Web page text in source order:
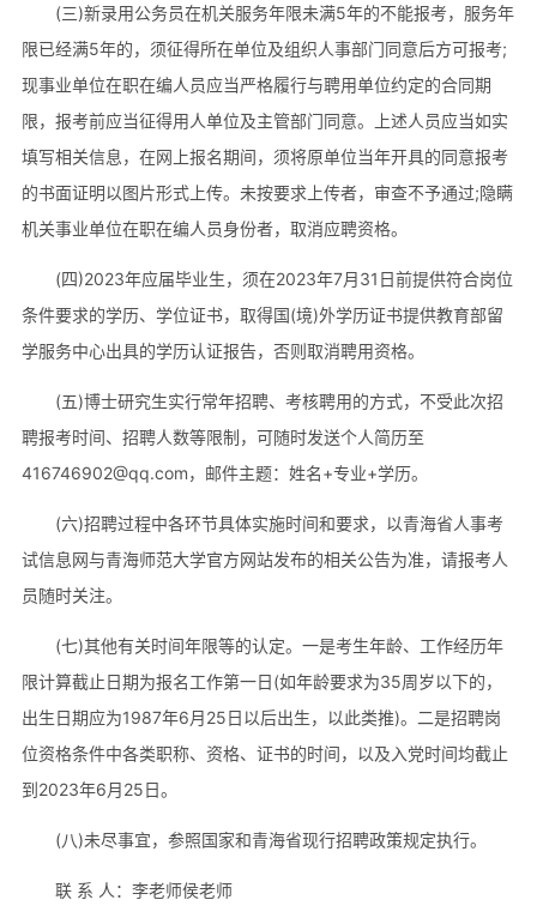
(三)新录用公务员在机关服务年限未满5年的不能报考，服务年
限已经满5年的，须征得所在单位及组织人事部门同意后方可报考;
现事业单位在职在编人员应当严格履行与聘用单位约定的合同期
限，报考前应当征得用人单位及主管部门同意。上述人员应当如实
填写相关信息，在网上报名期间，须将原单位当年开具的同意报考
的书面证明以图片形式上传。未按要求上传者，审查不予通过;隐瞒
机关事业单位在职在编人员身份者，取消应聘资格。
(四)2023年应届毕业生，须在2023年7月31日前提供符合岗位
条件要求的学历、学位证书，取得国(境)外学历证书提供教育部留
学服务中心出具的学历认证报告，否则取消聘用资格。
(五)博士研究生实行常年招聘、考核聘用的方式，不受此次招
聘报考时间、招聘人数等限制，可随时发送个人简历至
416746902@qq.com，邮件主题：姓名+专业+学历。
(六)招聘过程中各环节具体实施时间和要求，以青海省人事考
试信息网与青海师范大学官方网站发布的相关公告为准，请报考人
员随时关注。
(七)其他有关时间年限等的认定。一是考生年龄、工作经历年
限计算截止日期为报名工作第一日(如年龄要求为35周岁以下的，
出生日期应为1987年6月25日以后出生，以此类推)。二是招聘岗
位资格条件中各类职称、资格、证书的时间，以及入党时间均截止
到2023年6月25日。
(八)未尽事宜，参照国家和青海省现行招聘政策规定执行。
联 系 人：李老师侯老师